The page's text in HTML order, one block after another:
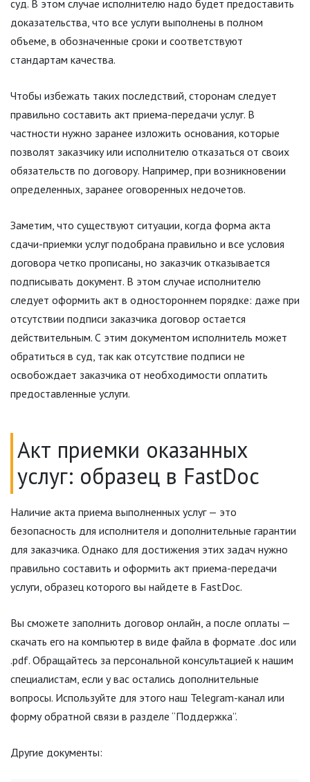
суд. В этом случае исполнителю надо будет предоставить
доказательства, что все услуги выполнены в полном
объеме, в обозначенные сроки и соответствуют
стандартам качества.
Чтобы избежать таких последствий, сторонам следует
правильно составить акт приема-передачи услуг. В
частности нужно заранее изложить основания, которые
позволят заказчику или исполнителю отказаться от своих
обязательств по договору. Например, при возникновении
определенных, заранее оговоренных недочетов.
Заметим, что существуют ситуации, когда форма акта
сдачи-приемки услуг подобрана правильно и все условия
договора четко прописаны, но заказчик отказывается
подписывать документ. В этом случае исполнителю
следует оформить акт в одностороннем порядке: даже при
отсутствии подписи заказчика договор остается
действительным. С этим документом исполнитель может
обратиться в суд, так как отсутствие подписи не
освобождает заказчика от необходимости оплатить
предоставленные услуги.
Акт приемки оказанных
услуг: образец в FastDoc
Наличие акта приема выполненных услуг — это
безопасность для исполнителя и дополнительные гарантии
для заказчика. Однако для достижения этих задач нужно
правильно составить и оформить акт приема-передачи
услуги, образец которого вы найдете в FastDoc.
Вы сможете заполнить договор онлайн, а после оплаты —
скачать его на компьютер в виде файла в формате .doc или
.pdf. Обращайтесь за персональной консультацией к нашим
специалистам, если у вас остались дополнительные
вопросы. Используйте для этого наш Telegram-канал или
форму обратной связи в разделе “Поддержка”.
Другие документы: